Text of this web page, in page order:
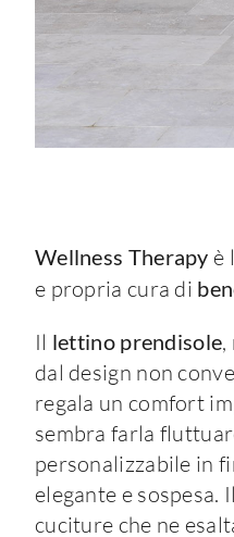
Wellness Therapy è
e propria cura di
Il lettino prendisole,
dal design non
regala un comfort
sembra farla
personalizzabile in
elegante e
cuciture che ne